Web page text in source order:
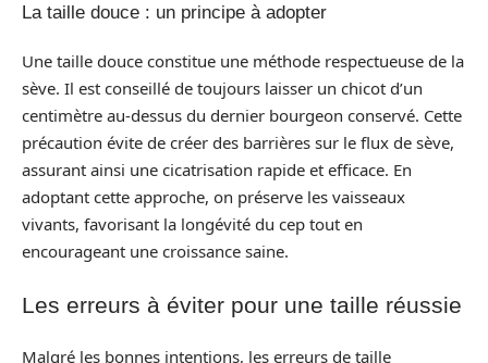
La taille douce : un principe à adopter
Une taille douce constitue une méthode respectueuse de la
sève. Il est conseillé de toujours laisser un chicot d’un
centimètre au-dessus du dernier bourgeon conservé. Cette
précaution évite de créer des barrières sur le flux de sève,
assurant ainsi une cicatrisation rapide et efficace. En
adoptant cette approche, on préserve les vaisseaux
vivants, favorisant la longévité du cep tout en
encourageant une croissance saine.
Les erreurs à éviter pour une taille réussie
Malgré les bonnes intentions, les erreurs de taille